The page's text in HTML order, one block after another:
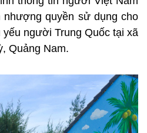
nhượng quyền sử dụng cho
người Trung Quốc tại xã
Quảng Nam.